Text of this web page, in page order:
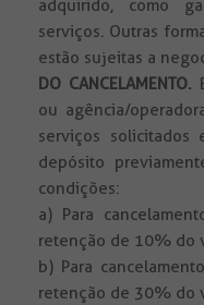
adquirido, como
serviços. Outras
estão sujeitas a
DO CANCELAMENTO.
ou agência/
serviços solicitados
depósito
condições:
a) Para
retenção de 10% do
b) Para
retenção de 30% do